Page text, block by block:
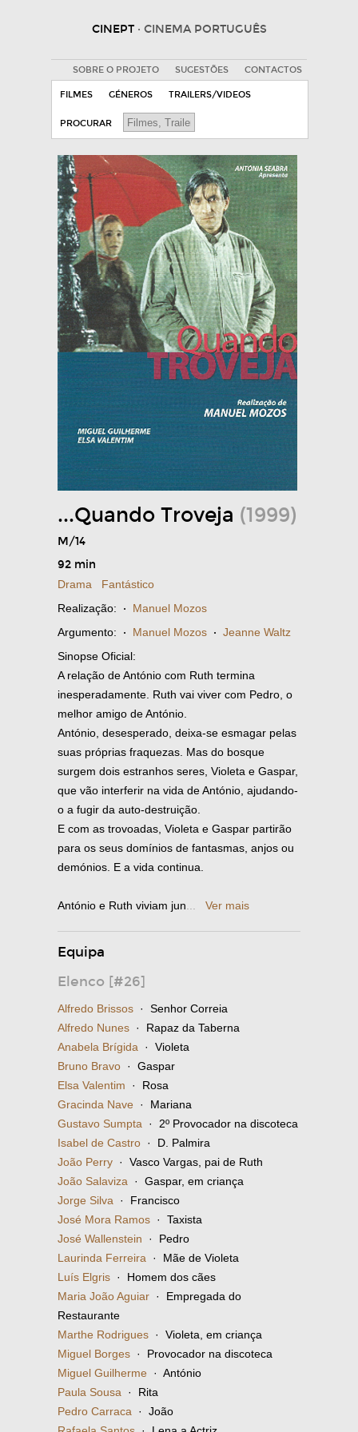
CINEPT · CINEMA PORTUGUÊS
SOBRE O PROJETO SUGESTÕES CONTACTOS
FILMES GÉNEROS TRAILERS/VIDEOS
PROCURAR
...Quando Troveja (1999)
M/14
92 min
Drama
Fantástico
Realização: · Manuel Mozos
Argumento: · Manuel Mozos · Jeanne Waltz
Sinopse Oficial:
A relação de António com Ruth termina
inesperadamente. Ruth vai viver com Pedro, o
melhor amigo de António.
António, desesperado, deixa-se esmagar pelas
suas próprias fraquezas. Mas do bosque
surgem dois estranhos seres, Violeta e Gaspar,
que vão interferir na vida de António, ajudando-
o a fugir da auto-destruição.
E com as trovoadas, Violeta e Gaspar partirão
para os seus domínios de fantasmas, anjos ou
demónios. E a vida continua.
António e Ruth viviam jun Ver mais
Equipa
Elenco [#26]
Alfredo Brissos · Senhor Correia
Alfredo Nunes · Rapaz da Taberna
Anabela Brígida · Violeta
Bruno Bravo · Gaspar
Elsa Valentim · Rosa
Gracinda Nave · Mariana
Gustavo Sumpta · 2º Provocador na discoteca
Isabel de Castro · D. Palmira
João Perry · Vasco Vargas, pai de Ruth
João Salaviza · Gaspar, em criança
Jorge Silva · Francisco
José Mora Ramos · Taxista
José Wallenstein · Pedro
Laurinda Ferreira · Mãe de Violeta
Luís Elgris · Homem dos cães
Maria João Aguiar · Empregada do
Restaurante
Marthe Rodrigues · Violeta, em criança
Miguel Borges · Provocador na discoteca
Miguel Guilherme · António
Paula Sousa · Rita
Pedro Carraca · João